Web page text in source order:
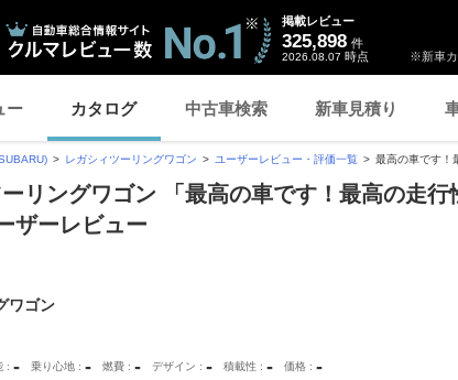
※新車カ
掲載レビュー
325,898 件
2026.08.07 時点
ー カタログ 中古車検索 新車見積り
レガシィツーリングワゴン ユーザーレビュー・評価一覧 最高の車です！
リングワゴン 「最高の車です！最高の走行
ザーレビュー
ワゴン
- 乗り心地 - 燃費 - デザイン - 積載性 - 価格 -